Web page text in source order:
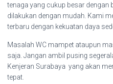
tenaga yang cukup besar dengan
dilakukan dengan mudah. Kami
terbaru dengan kekuatan daya
Masalah WC mampet ataupun
saja. Jangan ambil pusing
Kenjeran Surabaya yang akan
tepat.